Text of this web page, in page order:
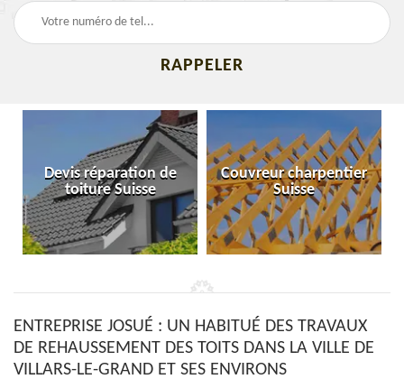
Devis réparation de
toiture Suisse
Couvreur charpentier
Suisse
ENTREPRISE JOSUÉ : UN HABITUÉ DES TRAVAUX
DE REHAUSSEMENT DES TOITS DANS LA VILLE DE
VILLARS-LE-GRAND ET SES ENVIRONS